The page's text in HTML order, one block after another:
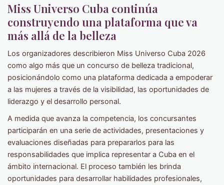
Miss Universo Cuba continúa
construyendo una plataforma que va
más allá de la belleza
Los organizadores describieron Miss Universo Cuba 2026
como algo más que un concurso de belleza tradicional,
posicionándolo como una plataforma dedicada a empoderar
a las mujeres a través de la visibilidad, las oportunidades de
liderazgo y el desarrollo personal.
A medida que avanza la competencia, los concursantes
participarán en una serie de actividades, presentaciones y
evaluaciones diseñadas para prepararlos para las
responsabilidades que implica representar a Cuba en el
ámbito internacional. El proceso también les brinda
oportunidades para desarrollar habilidades profesionales,